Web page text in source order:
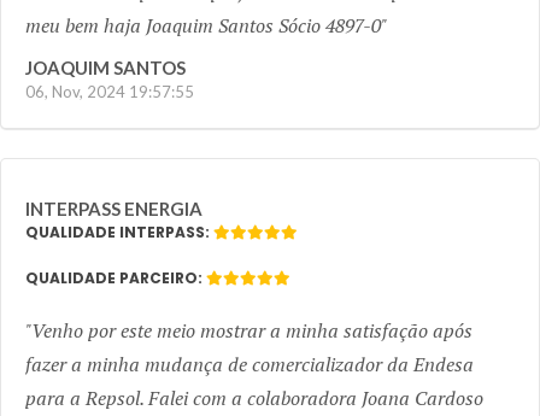
meu bem haja Joaquim Santos Sócio 4897-0
JOAQUIM SANTOS
06, Nov, 2024 19:57:55
INTERPASS ENERGIA
QUALIDADE INTERPASS:
QUALIDADE PARCEIRO:
Venho por este meio mostrar a minha satisfação após
fazer a minha mudança de comercializador da Endesa
para a Repsol. Falei com a colaboradora Joana Cardoso